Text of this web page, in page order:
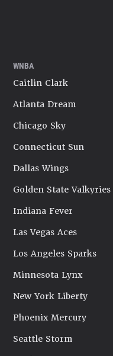
WNBA
Caitlin Clark
Atlanta Dream
Chicago Sky
Connecticut Sun
Dallas Wings
Golden State Valkyries
Indiana Fever
Las Vegas Aces
Los Angeles Sparks
Minnesota Lynx
New York Liberty
Phoenix Mercury
Seattle Storm